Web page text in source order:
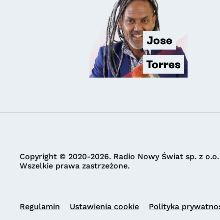
Jose
Torres
Copyright © 2020-2026. Radio Nowy Świat sp. z o.o.
Wszelkie prawa zastrzeżone.
Regulamin Ustawienia cookie Polityka